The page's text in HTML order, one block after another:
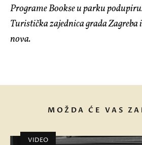
Programe Bookse u parku
Turistička zajednica grada
nova.
MOŽDA ĆE VAS
VIDEO